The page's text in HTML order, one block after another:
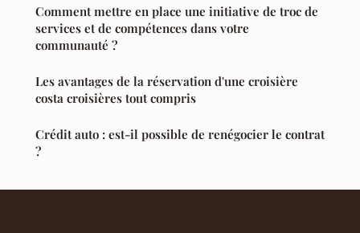
Comment mettre en place une initiative de troc de
services et de compétences dans votre
communauté ?
Les avantages de la réservation d'une croisière
costa croisières tout compris
Crédit auto : est-il possible de renégocier le contrat
?